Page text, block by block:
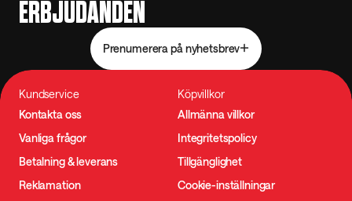
ERBJUDANDEN
Prenumerera på nyhetsbrev
Kundservice
Kontakta oss
Vanliga frågor
Betalning & leverans
Reklamation
Köpvillkor
Allmänna villkor
Integritetspolicy
Tillgänglighet
Cookie-inställningar